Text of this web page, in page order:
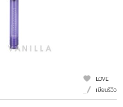
LOVE
เขียนรีวิว